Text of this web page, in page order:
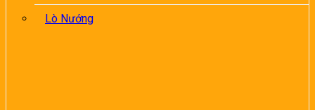
Lò Nướng